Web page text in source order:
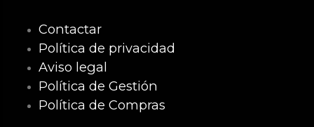
Contactar
Política de privacidad
Aviso legal
Política de Gestión
Política de Compras